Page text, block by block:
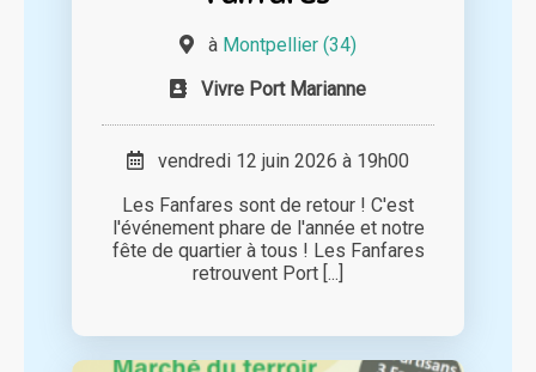
à Montpellier (34)
Vivre Port Marianne
vendredi 12 juin 2026 à 19h00
Les Fanfares sont de retour ! C'est
l'événement phare de l'année et notre
fête de quartier à tous ! Les Fanfares
retrouvent Port [...]